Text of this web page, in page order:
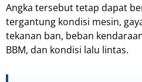
Angka tersebut tetap dapat
tergantung kondisi mesin,
tekanan ban, beban
BBM, dan kondisi lalu lintas.